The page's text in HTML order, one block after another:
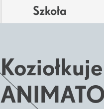
Szkoła